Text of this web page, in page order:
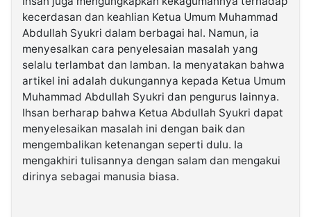
kecerdasan dan keahlian Ketua Umum Muhammad
Abdullah Syukri dalam berbagai hal. Namun, ia
menyesalkan cara penyelesaian masalah yang
selalu terlambat dan lamban. Ia menyatakan bahwa
artikel ini adalah dukungannya kepada Ketua Umum
Muhammad Abdullah Syukri dan pengurus lainnya.
Ihsan berharap bahwa Ketua Abdullah Syukri dapat
menyelesaikan masalah ini dengan baik dan
mengembalikan ketenangan seperti dulu. Ia
mengakhiri tulisannya dengan salam dan mengakui
dirinya sebagai manusia biasa.